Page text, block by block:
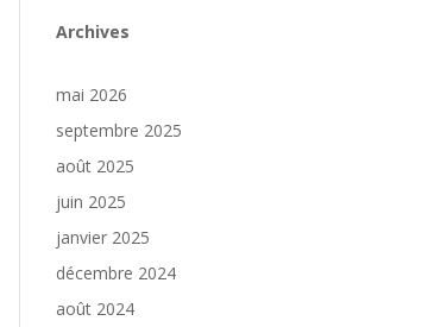
Archives
mai 2026
septembre 2025
août 2025
juin 2025
janvier 2025
décembre 2024
août 2024